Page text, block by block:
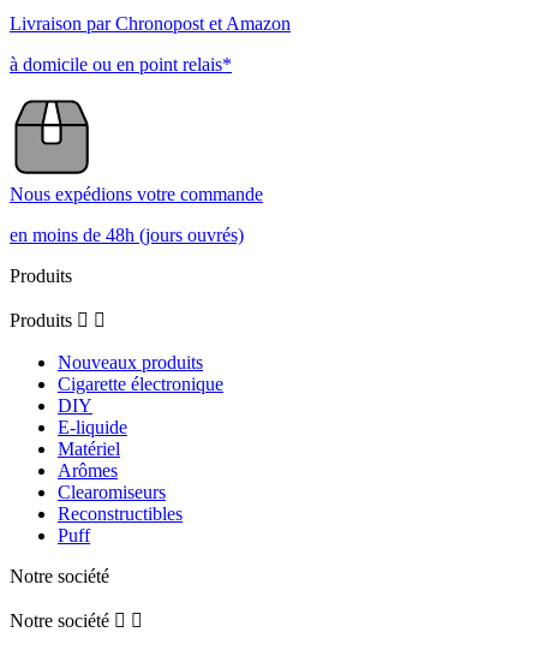
Livraison par Chronopost et Amazon
à domicile ou en point relais*
Nous expédions votre commande
en moins de 48h (jours ouvrés)
Produits
Produits  
Nouveaux produits
Cigarette électronique
DIY
E-liquide
Matériel
Arômes
Clearomiseurs
Reconstructibles
Puff
Notre société
Notre société  